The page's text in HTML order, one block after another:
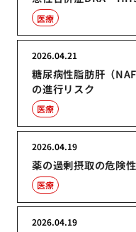
医療
糖尿病性脂肪肝（
の進行リスク
2026.04.21
医療
薬の過剰摂取の危険
2026.04.19
医療
2026.04.19